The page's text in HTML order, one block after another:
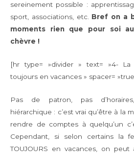
sereinement possible :
sport, associations, etc. Bref on a
moments rien que pour soi
chèvre !
[hr type= »divider » text= »4-
toujours en vacances » spacer=
Pas de patron, pas
hiérarchique : c’est vrai qu’être à la
rendre de comptes à quelqu’un
Cependant, si selon certains la
TOUJOURS en vacances, on